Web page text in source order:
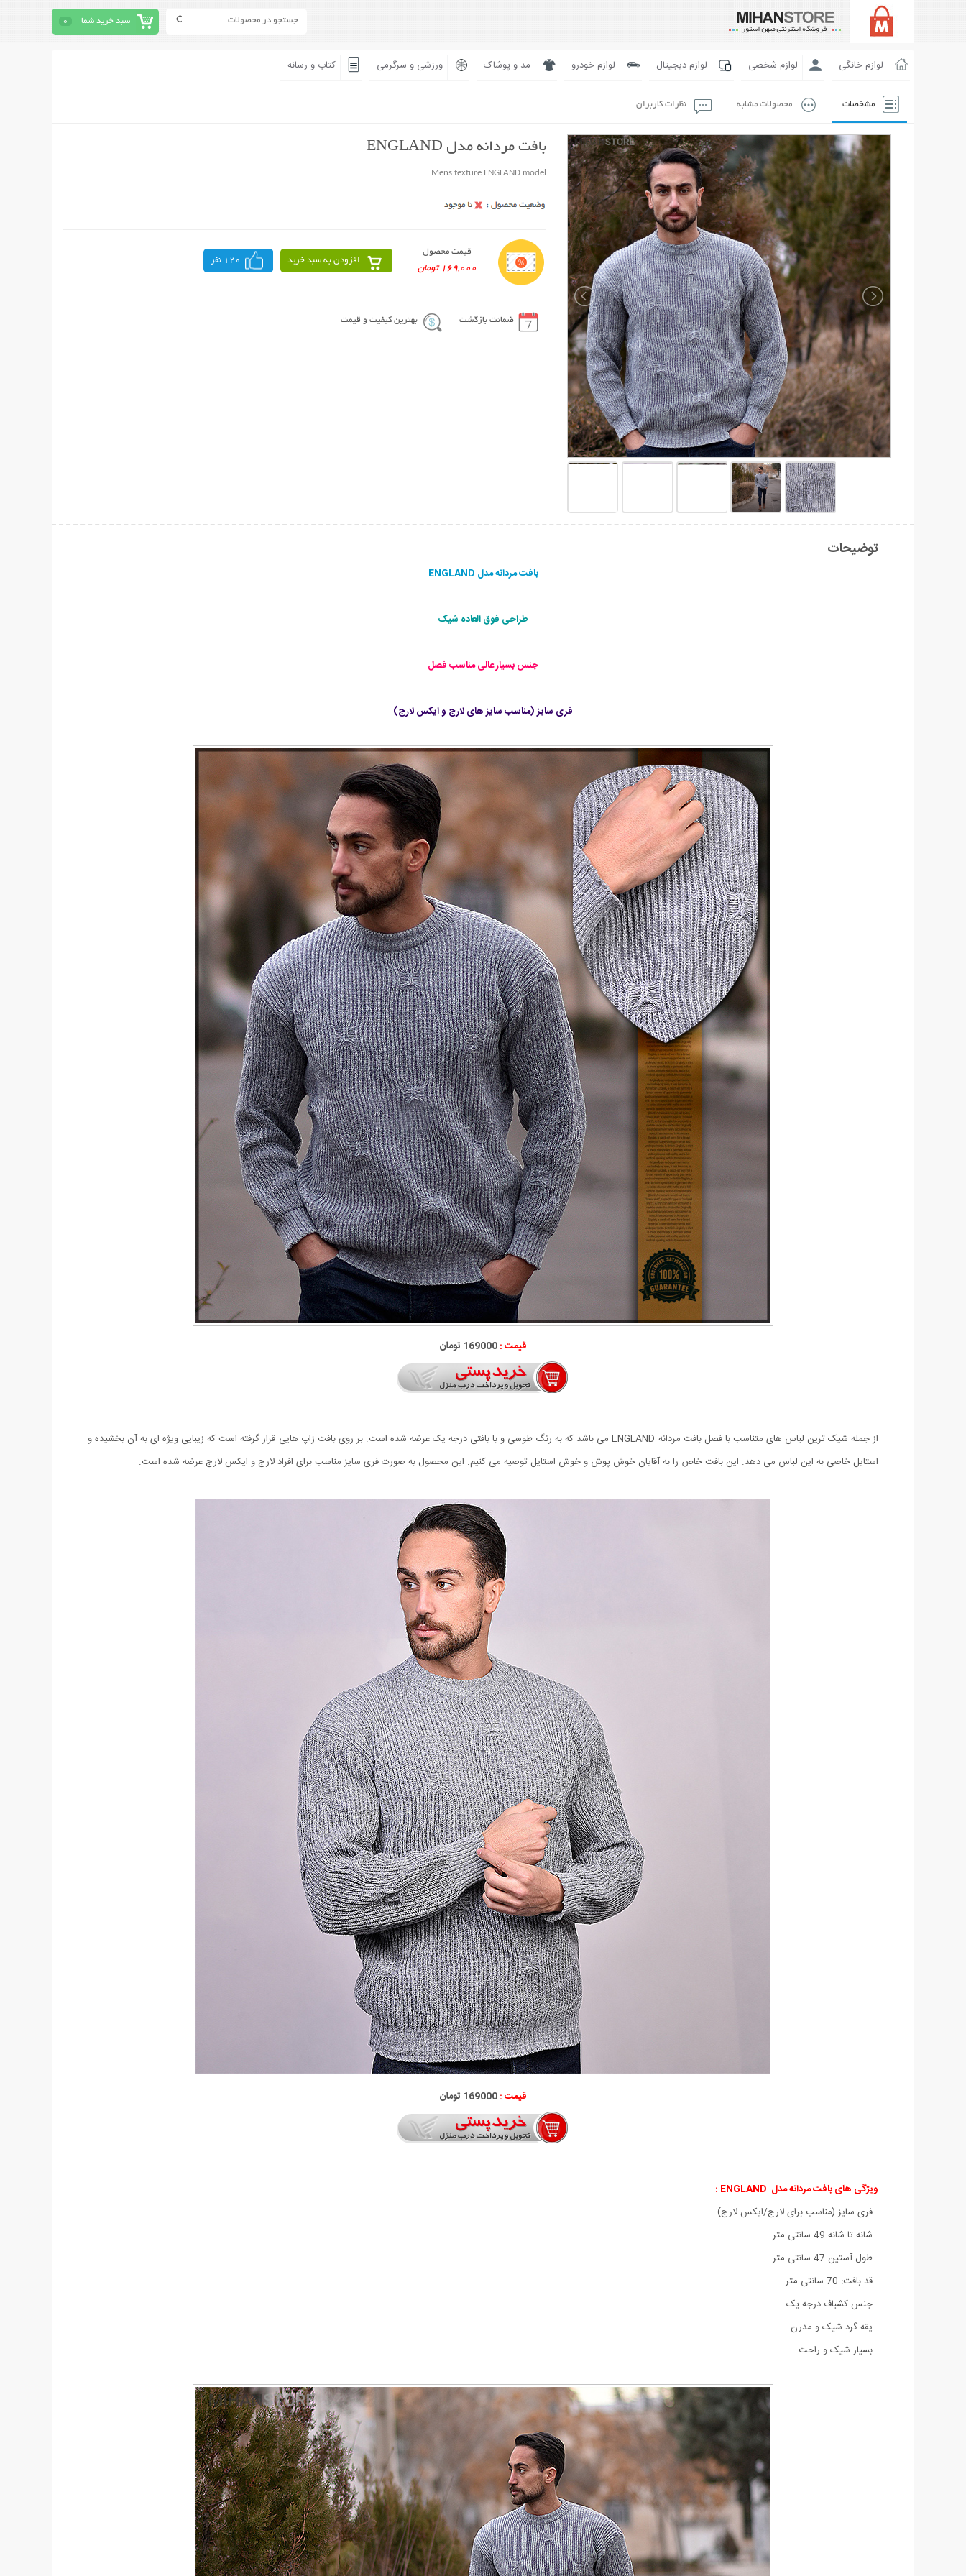
سبد خرید شما 0
لوازم خانگی لوازم شخصی لوازم دیجیتال لوازم خودرو مد و پوشاک ورزشی و سرگرمی کتاب و رسانه
مشخصات محصولات مشابه نظرات کاربران
بافت مردانه مدل ENGLAND
Mens texture ENGLAND model
قیمت محصول
169,000 تومان
افزودن به سبد خرید 120 نفر
ضمانت بازگشت بهترین کیفیت و قیمت
توضیحات
بافت مردانه مدل ENGLAND
طراحی فوق العاده شیک
جنس بسیار عالی مناسب فصل
فری سایز (مناسب سایز های لارج و ایکس لارج)
قیمت :169000 تومان
از جمله شیک ترین لباس های متناسب با فصل بافت مردانه ENGLAND می باشد که به رنگ طوسی و با بافتی درجه یک عرضه شده است. بر روی بافت زاپ هایی قرار گرفته است که زیبایی ویژه ای به آن بخشیده و
استایل خاصی به این لباس می دهد. این بافت خاص را به آقایان خوش پوش و خوش استایل توصیه می کنیم. این محصول به صورت فری سایز مناسب برای افراد لارج و ایکس لارج عرضه شده است.
قیمت :169000 تومان
ویژگی های بافت مردانه مدل ENGLAND :
- فری سایز (مناسب برای لارج/ایکس لارج)
- شانه تا شانه 49 سانتی متر
- طول آستين 47 سانتی متر
- قد بافت: 70 سانتی متر
- جنس کشباف درجه يک
- یقه گرد شیک و مدرن
- بسيار شيک و راحت